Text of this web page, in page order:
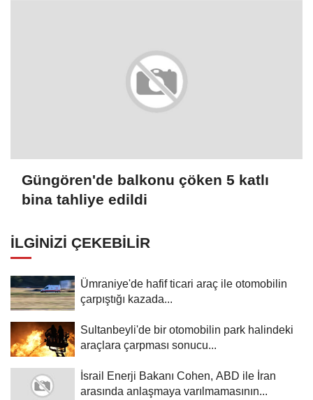
Güngören'de balkonu çöken 5 katlı
bina tahliye edildi
İLGINIZI ÇEKEBILIR
Ümraniye'de hafif ticari araç ile otomobilin
çarpıştığı kazada...
Sultanbeyli'de bir otomobilin park halindeki
araçlara çarpması sonucu...
İsrail Enerji Bakanı Cohen, ABD ile İran
arasında anlaşmaya varılmamasının...